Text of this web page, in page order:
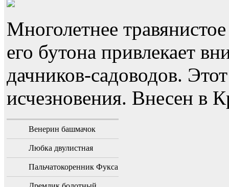
Многолетнее
его бутона привлекает
дачников-садоводов.
исчезновения. Внесен в
Венерин башмачок
Любка двулистная
Пальчатокоренник Фукса